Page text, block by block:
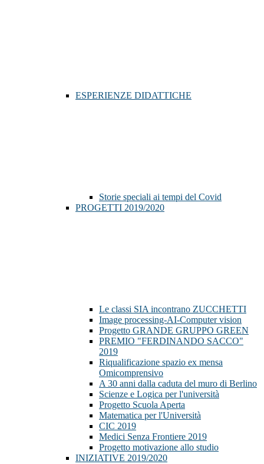
ESPERIENZE DIDATTICHE
Storie speciali ai tempi del Covid
PROGETTI 2019/2020
Le classi SIA incontrano ZUCCHETTI
Image processing-AI-Computer vision
Progetto GRANDE GRUPPO GREEN
PREMIO "FERDINANDO SACCO"
2019
Riqualificazione spazio ex mensa
Omicomprensivo
A 30 anni dalla caduta del muro di Berlino
Scienze e Logica per l'università
Progetto Scuola Aperta
Matematica per l'Università
CIC 2019
Medici Senza Frontiere 2019
Progetto motivazione allo studio
INIZIATIVE 2019/2020